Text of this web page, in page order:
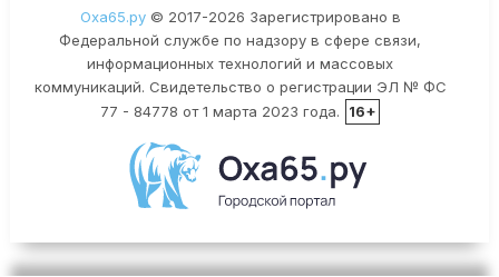
Оха65.ру© 2017-2026 Зарегистрировано в
Федеральной службе по надзору в сфере связи,
информационных технологий и массовых
коммуникаций. Свидетельство о регистрации ЭЛ № ФС
77 - 84778 от 1 марта 2023 года.
16+